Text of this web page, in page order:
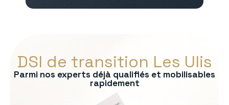
DSI de transition Les Ulis
Parmi nos experts déjà qualifiés et mobilisables
rapidement